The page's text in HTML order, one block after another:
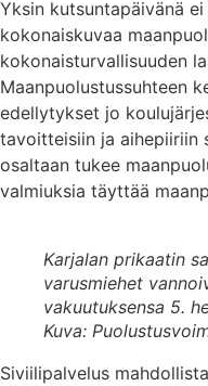
Yksin kutsuntapäivänä
kokonaiskuvaa
kokonaisturvallisuuden
Maanpuolustussuhteen
edellytykset jo
tavoitteisiin ja aihepiiriin
osaltaan tukee
valmiuksia täyttää
Karjalan prikaatin
varusmiehet
vakuutuksensa 5.
Kuva:
Siviilipalvelus